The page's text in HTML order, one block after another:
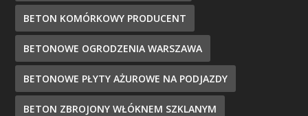
BETON KOMÓRKOWY PRODUCENT
BETONOWE OGRODZENIA WARSZAWA
BETONOWE PŁYTY AŻUROWE NA PODJAZDY
BETON ZBROJONY WŁÓKNEM SZKLANYM